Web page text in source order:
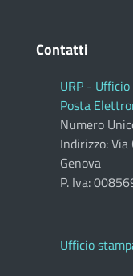
Contatti
URP -
Posta
Numero
Indirizzo:
Genova
P. Iva:
Ufficio